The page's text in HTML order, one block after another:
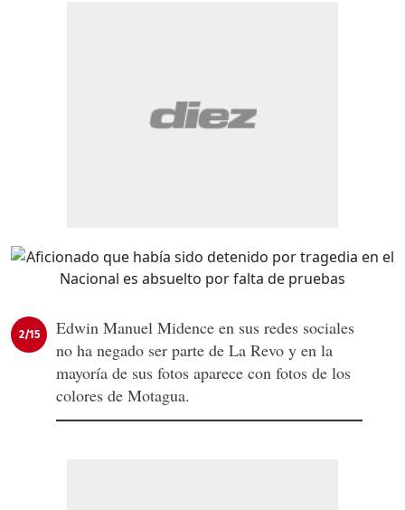
2/15
Edwin Manuel Midence en sus redes sociales
no ha negado ser parte de La Revo y en la
mayoría de sus fotos aparece con fotos de los
colores de Motagua.